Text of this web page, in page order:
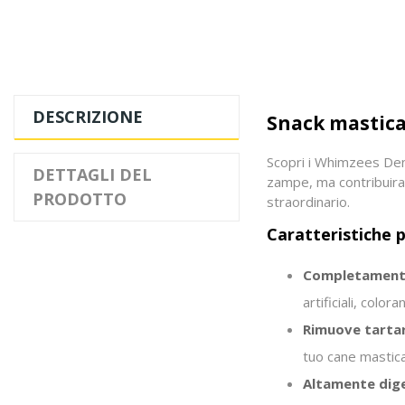
DESCRIZIONE
DETTAGLI DEL
PRODOTTO
Snack
Scopri i Whimzees
zampe, ma
straordinario.
Caratteristiche
artificiali,
Rimuove
tuo cane
Altamente